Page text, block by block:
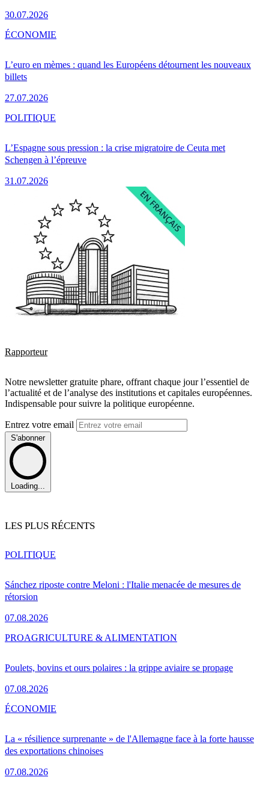
30.07.2026
L’euro en mèmes : quand les Européens détournent les nouveaux
billets
27.07.2026
ÉCONOMIE
L’Espagne sous pression : la crise migratoire de Ceuta met
Schengen à l’épreuve
31.07.2026
POLITIQUE
Rapporteur
Notre newsletter gratuite phare, offrant chaque jour l’essentiel de
l’actualité et de l’analyse des institutions et capitales européennes.
Indispensable pour suivre la politique européenne.
Entrez votre email
S'abonner
Loading...
LES PLUS RÉCENTS
Sánchez riposte contre Meloni : l'Italie menacée de mesures de
rétorsion
07.08.2026
POLITIQUE
Poulets, bovins et ours polaires : la grippe aviaire se propage
07.08.2026
PROAGRICULTURE & ALIMENTATION
La « résilience surprenante » de l'Allemagne face à la forte hausse
des exportations chinoises
07.08.2026
ÉCONOMIE